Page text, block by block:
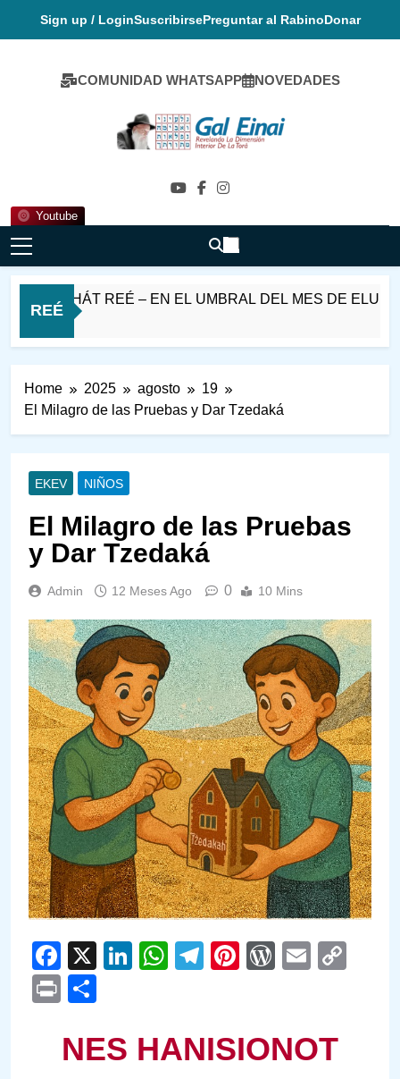
Sign up / LoginSuscribirsePreguntar al RabinoDonar
COMUNIDAD WHATSAPP NOVEDADES
Youtube
Gal Einai En
REÉ
REÉ – EN EL UMBRAL DEL MES DE ELUL
Home 2025 agosto
19
El Milagro de las Pruebas y Dar Tzedaká
EKEV NIÑOS
El Milagro de las Pruebas
y Dar Tzedaká
Admin 12 Meses Ago 0 10 Mins
Facebook
X LinkedIn
WhatsApp
Telegram
PinterestEmail
Print
NES HANISIONOT